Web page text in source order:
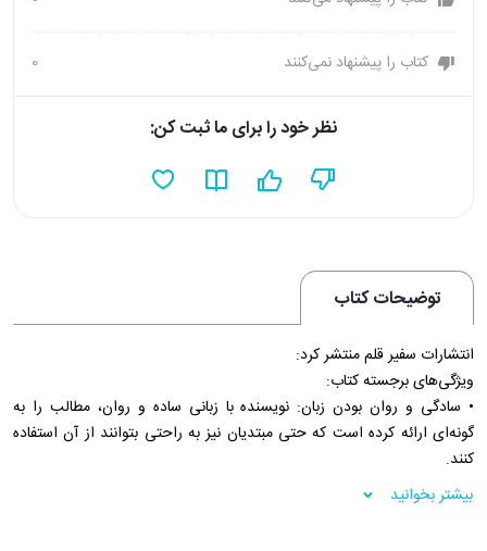
کتاب را پیشنهاد نمی‌کنند 0
نظر خود را برای ما ثبت کن:
توضیحات کتاب
انتشارات سفیر قلم منتشر کرد:
ویژگی‌های برجسته کتاب:
• سادگی و روان بودن زبان: نویسنده با زبانی ساده و روان، مطالب را به
گونه‌ای ارائه کرده است که حتی مبتدیان نیز به راحتی بتوانند از آن استفاده
کنند.
• تنوع موضوعات: کتاب شامل طیف گسترده‌ای از موضوعات از جمله معرفی
خود، پرسش و پاسخ، خرید، سفر، سلامتی و… است.
بیشتر بخوانید